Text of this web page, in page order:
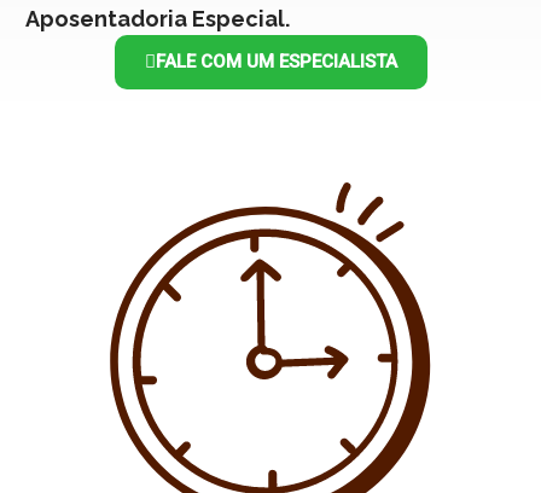
Aposentadoria Especial.
FALE COM UM ESPECIALISTA